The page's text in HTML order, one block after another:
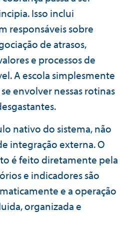
Isso inclui
responsáveis sobre
de atrasos,
e processos de
A escola simplesmente
envolver nessas rotinas
nativo do sistema, não
integração externa. O
é feito diretamente pela
e indicadores são
e a operação
organizada e